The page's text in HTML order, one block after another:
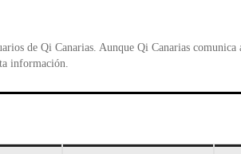
de Qi Canarias. Aunque Qi Canarias
información.